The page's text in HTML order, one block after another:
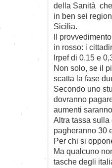
della Sanità
in ben sei
Sicilia.
Il
in rosso: i
Irpef di 0,15 e
Non solo, se il
scatta la fase
Secondo uno
dovranno
aumenti
Altra tassa
pagheranno 30
Per chi si
Ma qualcuno
tasche degli